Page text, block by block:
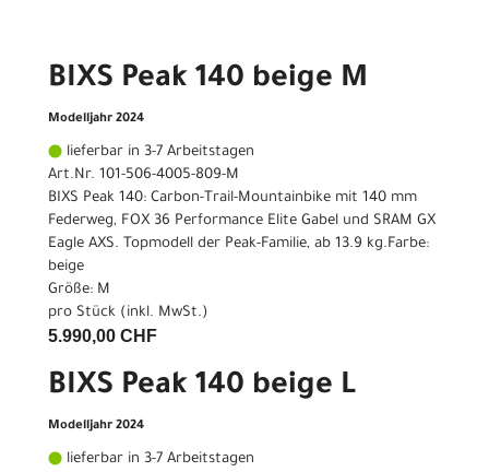
BIXS Peak 140 beige M
Modelljahr 2024
lieferbar in 3-7 Arbeitstagen
Art.Nr. 101-506-4005-809-M
BIXS Peak 140: Carbon-Trail-Mountainbike mit 140 mm
Federweg, FOX 36 Performance Elite Gabel und SRAM GX
Eagle AXS. Topmodell der Peak-Familie, ab 13.9 kg.Farbe:
beige
Größe: M
pro Stück (inkl. MwSt.)
5.990,00 CHF
BIXS Peak 140 beige L
Modelljahr 2024
lieferbar in 3-7 Arbeitstagen